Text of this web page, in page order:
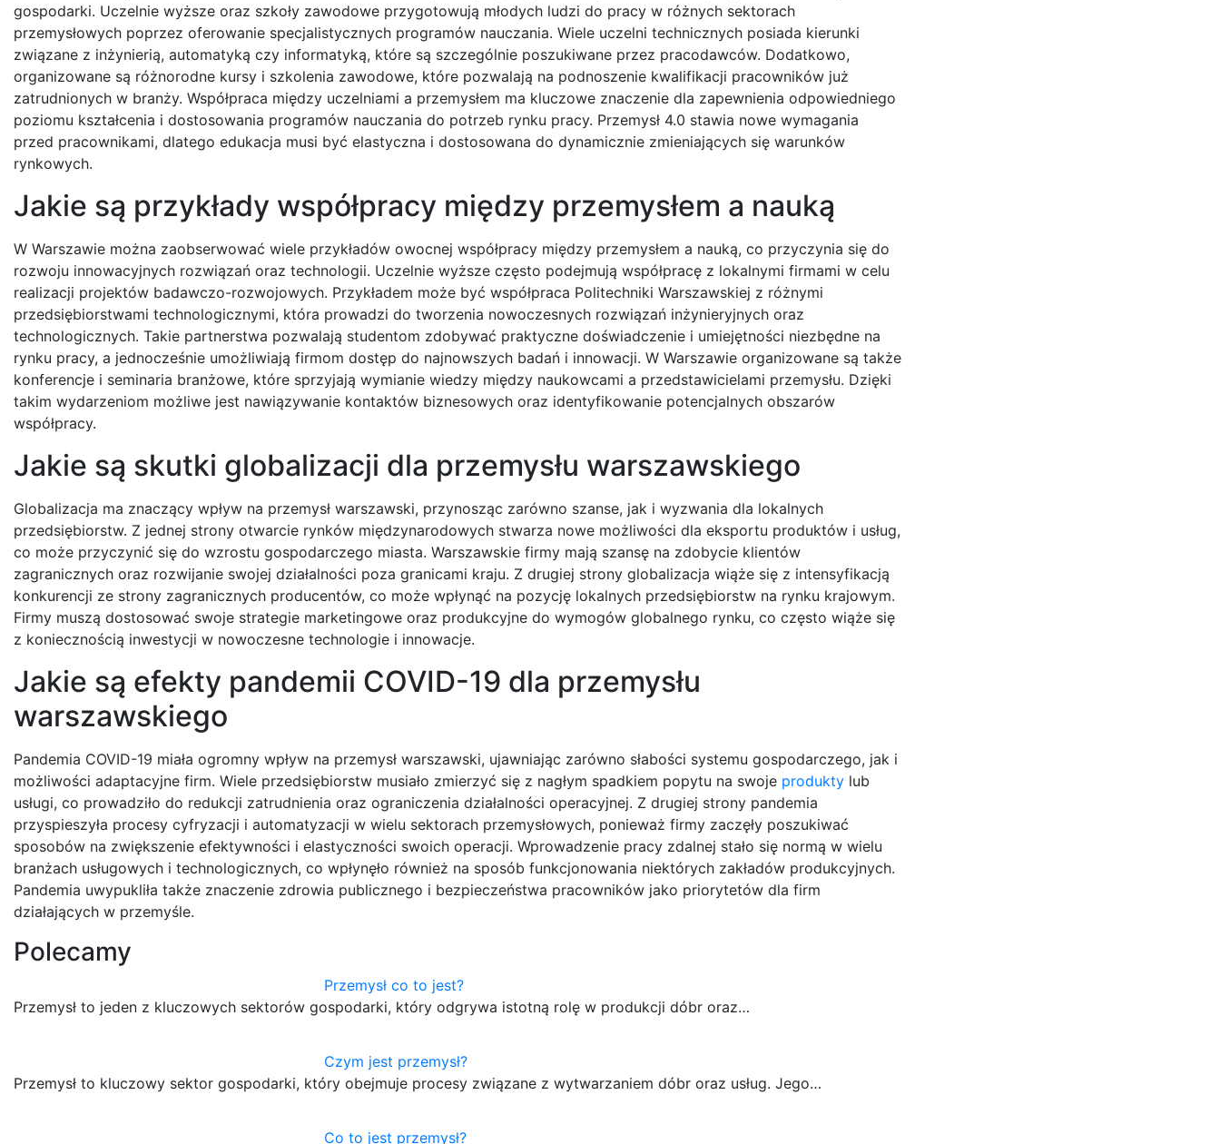
gospodarki. Uczelnie wyższe oraz szkoły zawodowe przygotowują młodych ludzi do pracy w różnych sektorach
przemysłowych poprzez oferowanie specjalistycznych programów nauczania. Wiele uczelni technicznych posiada kierunki
związane z inżynierią, automatyką czy informatyką, które są szczególnie poszukiwane przez pracodawców. Dodatkowo,
organizowane są różnorodne kursy i szkolenia zawodowe, które pozwalają na podnoszenie kwalifikacji pracowników już
zatrudnionych w branży. Współpraca między uczelniami a przemysłem ma kluczowe znaczenie dla zapewnienia odpowiedniego
poziomu kształcenia i dostosowania programów nauczania do potrzeb rynku pracy. Przemysł 4.0 stawia nowe wymagania
przed pracownikami, dlatego edukacja musi być elastyczna i dostosowana do dynamicznie zmieniających się warunków
rynkowych.
Jakie są przykłady współpracy między przemysłem a nauką
W Warszawie można zaobserwować wiele przykładów owocnej współpracy między przemysłem a nauką, co przyczynia się do
rozwoju innowacyjnych rozwiązań oraz technologii. Uczelnie wyższe często podejmują współpracę z lokalnymi firmami w celu
realizacji projektów badawczo-rozwojowych. Przykładem może być współpraca Politechniki Warszawskiej z różnymi
przedsiębiorstwami technologicznymi, która prowadzi do tworzenia nowoczesnych rozwiązań inżynieryjnych oraz
technologicznych. Takie partnerstwa pozwalają studentom zdobywać praktyczne doświadczenie i umiejętności niezbędne na
rynku pracy, a jednocześnie umożliwiają firmom dostęp do najnowszych badań i innowacji. W Warszawie organizowane są także
konferencje i seminaria branżowe, które sprzyjają wymianie wiedzy między naukowcami a przedstawicielami przemysłu. Dzięki
takim wydarzeniom możliwe jest nawiązywanie kontaktów biznesowych oraz identyfikowanie potencjalnych obszarów
współpracy.
Jakie są skutki globalizacji dla przemysłu warszawskiego
Globalizacja ma znaczący wpływ na przemysł warszawski, przynosząc zarówno szanse, jak i wyzwania dla lokalnych
przedsiębiorstw. Z jednej strony otwarcie rynków międzynarodowych stwarza nowe możliwości dla eksportu produktów i usług,
co może przyczynić się do wzrostu gospodarczego miasta. Warszawskie firmy mają szansę na zdobycie klientów
zagranicznych oraz rozwijanie swojej działalności poza granicami kraju. Z drugiej strony globalizacja wiąże się z intensyfikacją
konkurencji ze strony zagranicznych producentów, co może wpłynąć na pozycję lokalnych przedsiębiorstw na rynku krajowym.
Firmy muszą dostosować swoje strategie marketingowe oraz produkcyjne do wymogów globalnego rynku, co często wiąże się
z koniecznością inwestycji w nowoczesne technologie i innowacje.
Jakie są efekty pandemii COVID-19 dla przemysłu
warszawskiego
Pandemia COVID-19 miała ogromny wpływ na przemysł warszawski, ujawniając zarówno słabości systemu gospodarczego, jak i
możliwości adaptacyjne firm. Wiele przedsiębiorstw musiało zmierzyć się z nagłym spadkiem popytu na swoje produkty lub
usługi, co prowadziło do redukcji zatrudnienia oraz ograniczenia działalności operacyjnej. Z drugiej strony pandemia
przyspieszyła procesy cyfryzacji i automatyzacji w wielu sektorach przemysłowych, ponieważ firmy zaczęły poszukiwać
sposobów na zwiększenie efektywności i elastyczności swoich operacji. Wprowadzenie pracy zdalnej stało się normą w wielu
branżach usługowych i technologicznych, co wpłynęło również na sposób funkcjonowania niektórych zakładów produkcyjnych.
Pandemia uwypukliła także znaczenie zdrowia publicznego i bezpieczeństwa pracowników jako priorytetów dla firm
działających w przemyśle.
Polecamy
Przemysł co to jest?
Przemysł to jeden z kluczowych sektorów gospodarki, który odgrywa istotną rolę w produkcji dóbr oraz…
Czym jest przemysł?
Przemysł to kluczowy sektor gospodarki, który obejmuje procesy związane z wytwarzaniem dóbr oraz usług. Jego…
Co to jest przemysł?